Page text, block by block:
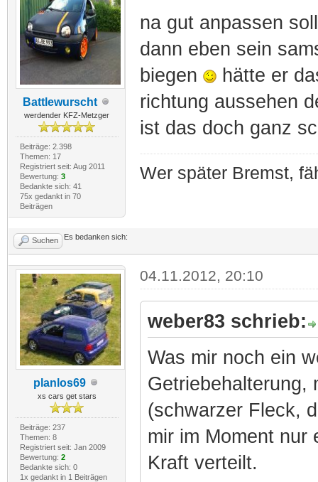
Battlewurscht
werdender KFZ-Metzger
Beiträge: 2.398
Themen: 17
Registriert seit: Aug 2011
Bewertung: 3
Bedankte sich: 41
75x gedankt in 70
Beiträgen
na gut anpassen
dann eben sein
biegen
hätte er
richtung aussehen
ist das doch ganz
Wer später Bremst,
Suchen Es bedanken sich:
planlos69
xs cars get stars
Beiträge: 237
Themen: 8
Registriert seit: Jan 2009
Bewertung: 2
Bedankte sich: 0
1x gedankt in 1 Beiträgen
04.11.2012, 20:10
weber83 schrieb:
Was mir noch ein
Getriebehalterung,
(schwarzer Fleck,
mir im Moment nur
Kraft verteilt.